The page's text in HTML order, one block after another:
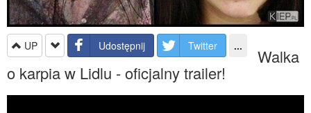
UP Udostępnij Twitter ... Walka
o karpia w Lidlu - oficjalny trailer!